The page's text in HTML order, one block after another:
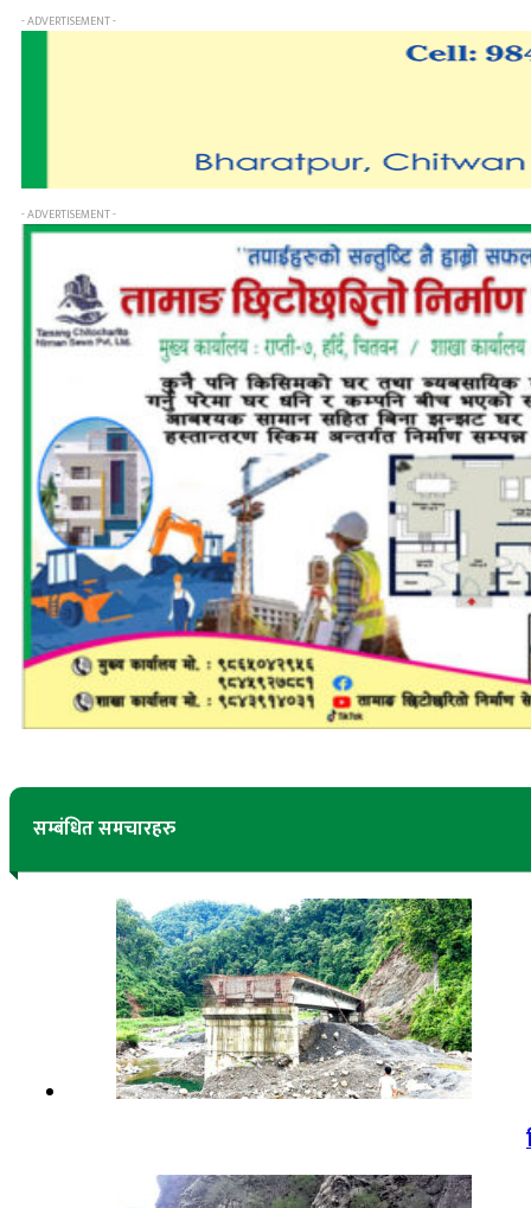
- ADVERTISEMENT -
- ADVERTISEMENT -
सम्बंधित समचारहरु